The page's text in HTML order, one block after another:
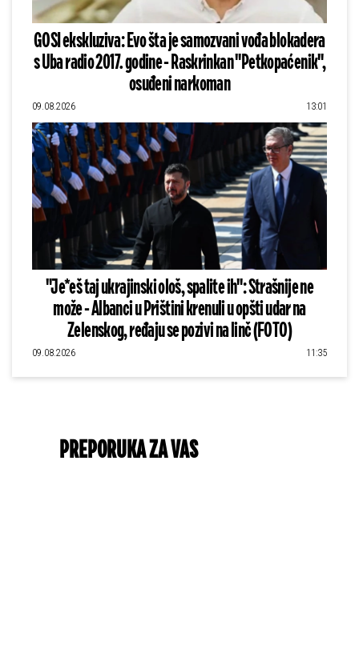
GOSI ekskluziva: Evo šta je samozvani vođa blokadera
s Uba radio 2017. godine - Raskrinkan "Petkopaćenik",
osuđeni narkoman
09.08.2026 13:01
"Je*eš taj ukrajinski ološ, spalite ih": Strašnije ne
može - Albanci u Prištini krenuli u opšti udar na
Zelenskog, ređaju se pozivi na linč (FOTO)
09.08.2026 11:35
PREPORUKA ZA VAS